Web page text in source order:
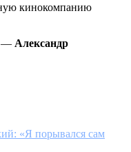
кинокомпанию
— Александр
«Я порывался сам